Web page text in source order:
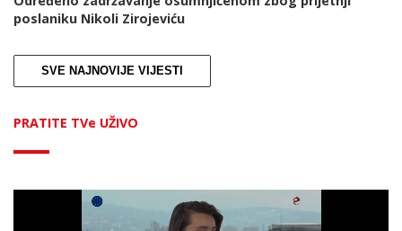
poslaniku Nikoli Zirojeviću
SVE NAJNOVIJE VIJESTI
PRATITE TVe UŽIVO